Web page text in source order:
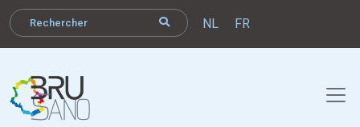
NL FR